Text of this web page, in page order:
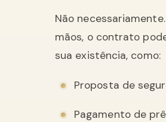
Não
mãos, o contrato
sua existência, como:
Proposta de
Pagamento de